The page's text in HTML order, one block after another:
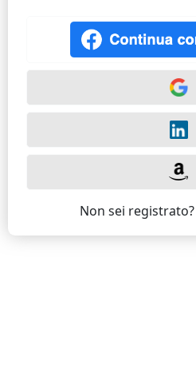
Non sei registrato?